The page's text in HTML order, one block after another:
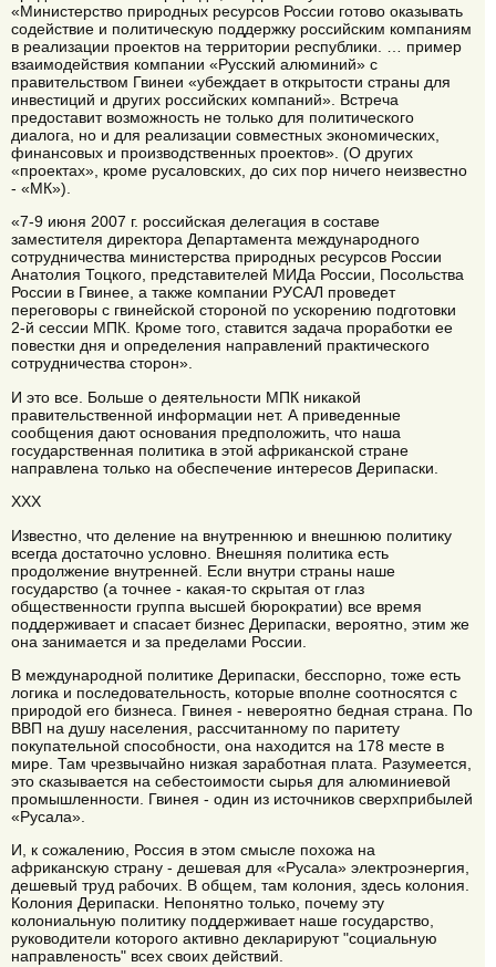
«Министерство природных ресурсов России готово оказывать
содействие и политическую поддержку российским компаниям
в реализации проектов на территории республики. … пример
взаимодействия компании «Русский алюминий» с
правительством Гвинеи «убеждает в открытости страны для
инвестиций и других российских компаний». Встреча
предоставит возможность не только для политического
диалога, но и для реализации совместных экономических,
финансовых и производственных проектов». (О других
«проектах», кроме русаловских, до сих пор ничего неизвестно
- «МК»).
«7-9 июня 2007 г. российская делегация в составе
заместителя директора Департамента международного
сотрудничества министерства природных ресурсов России
Анатолия Тоцкого, представителей МИДа России, Посольства
России в Гвинее, а также компании РУСАЛ проведет
переговоры с гвинейской стороной по ускорению подготовки
2-й сессии МПК. Кроме того, ставится задача проработки ее
повестки дня и определения направлений практического
сотрудничества сторон».
И это все. Больше о деятельности МПК никакой
правительственной информации нет. А приведенные
сообщения дают основания предположить, что наша
государственная политика в этой африканской стране
направлена только на обеспечение интересов Дерипаски.
ХХХ
Известно, что деление на внутреннюю и внешнюю политику
всегда достаточно условно. Внешняя политика есть
продолжение внутренней. Если внутри страны наше
государство (а точнее - какая-то скрытая от глаз
общественности группа высшей бюрократии) все время
поддерживает и спасает бизнес Дерипаски, вероятно, этим же
она занимается и за пределами России.
В международной политике Дерипаски, бесспорно, тоже есть
логика и последовательность, которые вполне соотносятся с
природой его бизнеса. Гвинея - невероятно бедная страна. По
ВВП на душу населения, рассчитанному по паритету
покупательной способности, она находится на 178 месте в
мире. Там чрезвычайно низкая заработная плата. Разумеется,
это сказывается на себестоимости сырья для алюминиевой
промышленности. Гвинея - один из источников сверхприбылей
«Русала».
И, к сожалению, Россия в этом смысле похожа на
африканскую страну - дешевая для «Русала» электроэнергия,
дешевый труд рабочих. В общем, там колония, здесь колония.
Колония Дерипаски. Непонятно только, почему эту
колониальную политику поддерживает наше государство,
руководители которого активно декларируют "социальную
направленость" всех своих действий.